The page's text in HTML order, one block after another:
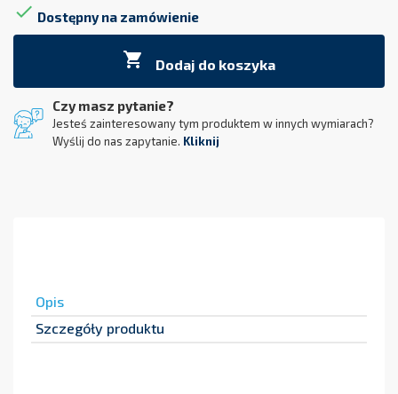
 Dostępny na zamówienie
 Dodaj do koszyka
Czy masz pytanie?
Jesteś zainteresowany tym produktem w innych wymiarach?
Wyślij do nas zapytanie. Kliknij
Opis
Szczegóły produktu